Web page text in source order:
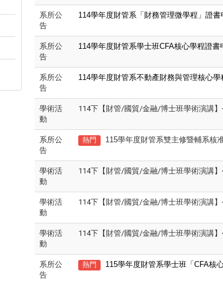
系所公
告
114學年度財管系「財務管理微學程」證書
系所公
告
114學年度財管系學士班CFA核心學程證書
系所公
告
114學年度財管系不動產財務與管理核心
學術活
動
114下【財管/國貿/金融/博士班學術演講
系所公
告
熱門 115學年度財管系雙主修暨輔系核
學術活
動
114下【財管/國貿/金融/博士班學術演講
學術活
動
114下【財管/國貿/金融/博士班學術演講
學術活
動
114下【財管/國貿/金融/博士班學術演講
系所公
告
熱門 115學年度財管系學士班「CFA核